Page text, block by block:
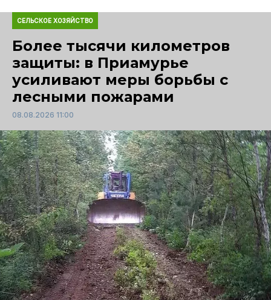
СЕЛЬСКОЕ ХОЗЯЙСТВО
Более тысячи километров
защиты: в Приамурье
усиливают меры борьбы с
лесными пожарами
08.08.2026 11:00